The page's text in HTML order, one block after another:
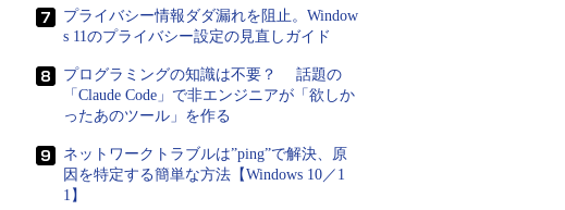
プライバシー情報ダダ漏れを阻止。Window
s 11のプライバシー設定の見直しガイド
プログラミングの知識は不要？ 話題の
「Claude Code」で非エンジニアが「欲しか
ったあのツール」を作る
ネットワークトラブルは”ping”で解決、原
因を特定する簡単な方法【Windows 10／1
1】